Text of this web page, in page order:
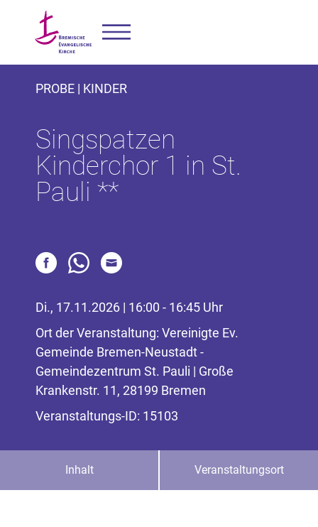
PROBE | KINDER
Singspatzen
Kinderchor 1 in St.
Pauli **
Di., 17.11.2026 | 16:00 - 16:45 Uhr
Ort der Veranstaltung: Vereinigte Ev.
Gemeinde Bremen-Neustadt -
Gemeindezentrum St. Pauli | Große
Krankenstr. 11, 28199 Bremen
Veranstaltungs-ID: 15103
Inhalt Veranstaltungsort